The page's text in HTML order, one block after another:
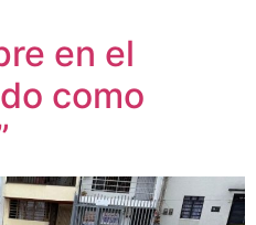
en el
como